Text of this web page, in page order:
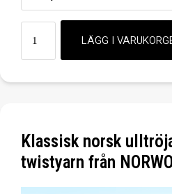
Klassisk norsk
twistyarn från